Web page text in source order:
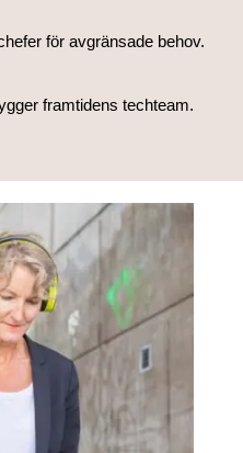
för avgränsade behov.
framtidens techteam.